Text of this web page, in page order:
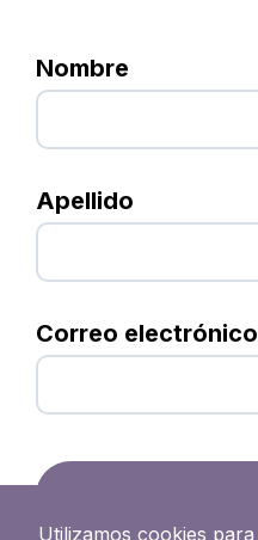
Nombre
Apellido
Correo electrónico